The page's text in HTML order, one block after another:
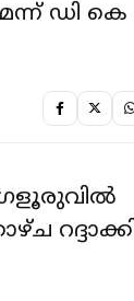
ഡി കെ